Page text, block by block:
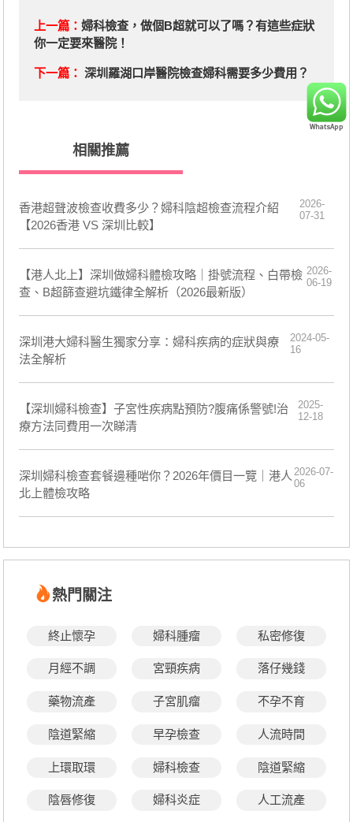
上一篇： 婦科檢查，做個B超就可以了嗎？有這些症狀
你一定要來醫院！
下一篇： 深圳羅湖口岸醫院檢查婦科需要多少費用？
相關推薦
香港超聲波檢查收費多少？婦科陰超檢查流程介紹
【2026香港 VS 深圳比較】
2026-
07-31
【港人北上】深圳做婦科體檢攻略｜掛號流程、白帶檢
查、B超篩查避坑鐵律全解析（2026最新版）
2026-
06-19
深圳港大婦科醫生獨家分享：婦科疾病的症狀與療
法全解析
2024-05-
16
【深圳婦科檢查】子宮性疾病點預防?腹痛係警號!治
療方法同費用一次睇清
2025-
12-18
深圳婦科檢查套餐邊種啱你？2026年價目一覽｜港人
北上體檢攻略
2026-07-
06
熱門關注
終止懷孕 婦科腫瘤 私密修復
月經不調 宮頸疾病 落仔幾錢
藥物流產 子宮肌瘤 不孕不育
陰道緊縮 早孕檢查 人流時間
上環取環 婦科檢查 陰道緊縮
陰唇修復 婦科炎症 人工流產